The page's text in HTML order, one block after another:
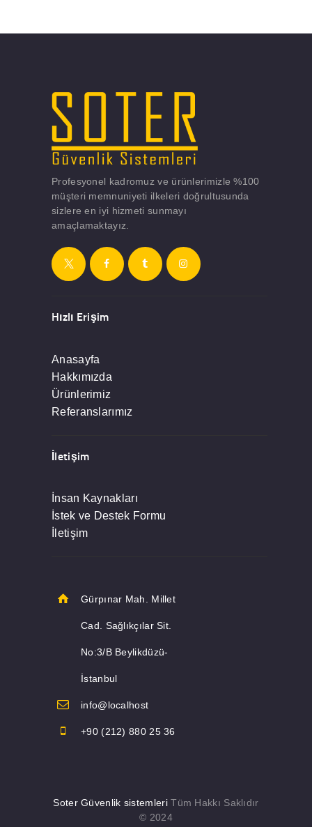
Profesyonel kadromuz ve ürünlerimizle %100
müşteri memnuniyeti ilkeleri doğrultusunda
sizlere en iyi hizmeti sunmayı
amaçlamaktayız.
Hızlı Erişim
Anasayfa
Hakkımızda
Ürünlerimiz
Referanslarımız
İletişim
İnsan Kaynakları
İstek ve Destek Formu
İletişim
Gürpınar Mah. Millet
Cad. Sağlıkçılar Sit.
No:3/B Beylikdüzü-
İstanbul
info@localhost
+90 (212) 880 25 36
Soter Güvenlik sistemleriTüm Hakkı Saklıdır
© 2024